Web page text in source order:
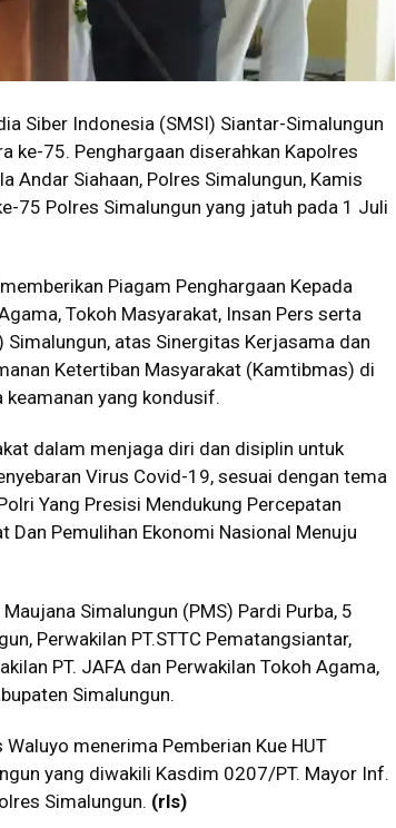
Siber Indonesia (SMSI) Siantar-Simalungun
ke-75. Penghargaan diserahkan Kapolres
Andar Siahaan, Polres Simalungun, Kamis
75 Polres Simalungun yang jatuh pada 1 Juli
Piagam Penghargaan Kepada
Tokoh Masyarakat, Insan Pers serta
atas Sinergitas Kerjasama dan
Ketertiban Masyarakat (Kamtibmas) di
keamanan yang kondusif.
dalam menjaga diri dan disiplin untuk
Virus Covid-19, sesuai dengan tema
Yang Presisi Mendukung Percepatan
Dan Pemulihan Ekonomi Nasional Menuju
Simalungun (PMS) Pardi Purba, 5
Perwakilan PT.STTC Pematangsiantar,
PT. JAFA dan Perwakilan Tokoh Agama,
Simalungun.
menerima Pemberian Kue HUT
yang diwakili Kasdim 0207/PT. Mayor Inf.
Simalungun. (rls)